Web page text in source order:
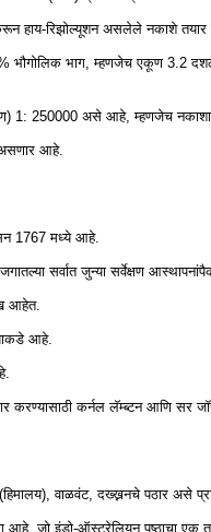
हाय-रिझोल्यूशन असलेले नकाशे
भौगोलिक भाग, म्हणजेच एकूण 3.2
1: 250000 असे आहे, म्हणजेच
आहे.
1767 मध्ये आहे.
सर्वात जुन्या सर्वेक्षण
आहेत.
आहे.
करण्यासाठी कर्नल लॅम्ब्टन आणि सर
(हिमालय), वाळवंट, दख्ख्ननचे पठार असे
आहे. जो इंडो-ऑस्ट्रेलियन पृष्ठाचा एक